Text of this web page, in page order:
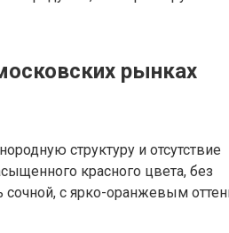
рынках
структуру и отсутствие
красного цвета, без
с ярко-оранжевым